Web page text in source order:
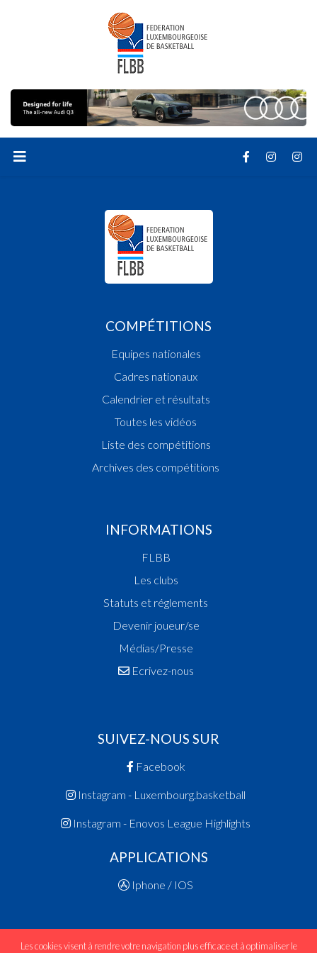
COMPÉTITIONS
Equipes nationales
Cadres nationaux
Calendrier et résultats
Toutes les vidéos
Liste des compétitions
Archives des compétitions
INFORMATIONS
FLBB
Les clubs
Statuts et réglements
Devenir joueur/se
Médias/Presse
Ecrivez-nous
SUIVEZ-NOUS SUR
Facebook
Instagram - Luxembourg.basketball
Instagram - Enovos League Highlights
APPLICATIONS
Iphone / IOS
Les cookies visent à rendre votre navigation plus efficace et à optimaliser le